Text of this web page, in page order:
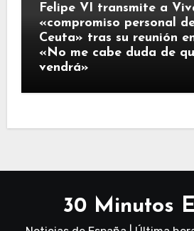
Felipe VI transmite a
«compromiso personal
Ceuta» tras su reunión
«No me cabe duda de
vendrá»
30 Minutos